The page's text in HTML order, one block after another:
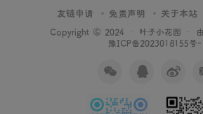
友链申请 免责声明 关于本站
Copyright © 2024 · 叶子小花园 · 由
豫ICP备2023018155号-